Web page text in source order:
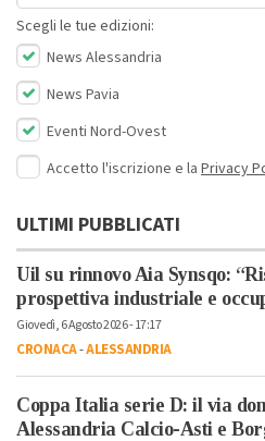
Scegli le tue edizioni:
News Alessandria
News Pavia
Eventi Nord-Ovest
Accetto l'iscrizione e la Privacy
ULTIMI PUBBLICATI
Uil su rinnovo Aia Synsqo:
prospettiva industriale e
Giovedì, 6 Agosto 2026 - 17:17
CRONACA-ALESSANDRIA
Coppa Italia serie D: il via
Alessandria Calcio-Asti e